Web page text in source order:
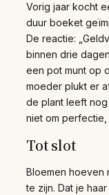
Vorig jaar kocht
duur boeket
De reactie:
binnen drie
een pot munt op
moeder plukt er
de plant leeft nog
niet om perfectie,
Tot slot
Bloemen hoeven
te zijn. Dat je